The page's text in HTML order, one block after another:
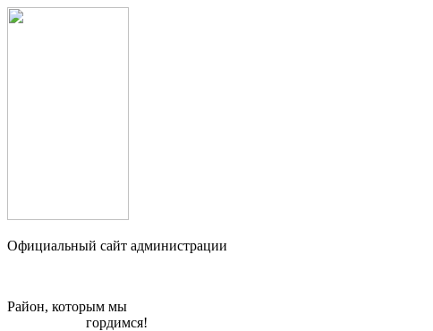
Официальный сайт администрации
Район, которым мы
гордимся!